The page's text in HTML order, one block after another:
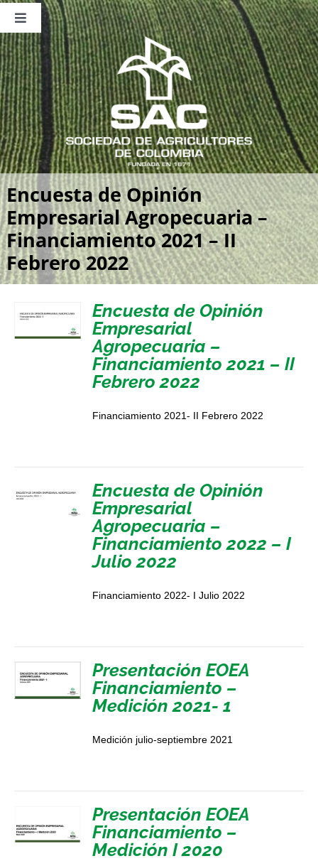
Saltar
contenido
Toggle
Navigation
Nosotros
Publicaciones
Sala de Prensa
Eventos
Encuesta de Opinión
Empresarial Agropecuaria –
Financiamiento 2021 – II
Febrero 2022
Encuesta de Opinión
Empresarial
Agropecuaria –
Financiamiento 2021 – II
Febrero 2022
Financiamiento 2021- II Febrero 2022
Encuesta de Opinión
Empresarial
Agropecuaria –
Financiamiento 2022 – I
Julio 2022
Financiamiento 2022- I Julio 2022
Presentación EOEA
Financiamiento –
Medición 2021- 1
Medición julio-septiembre 2021
Presentación EOEA
Financiamiento –
Medición I 2020